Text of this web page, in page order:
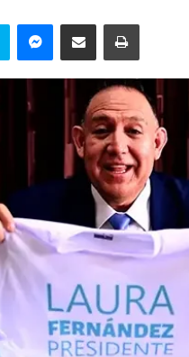
Skype MessengerCompartir por correo electrónicoImprimir